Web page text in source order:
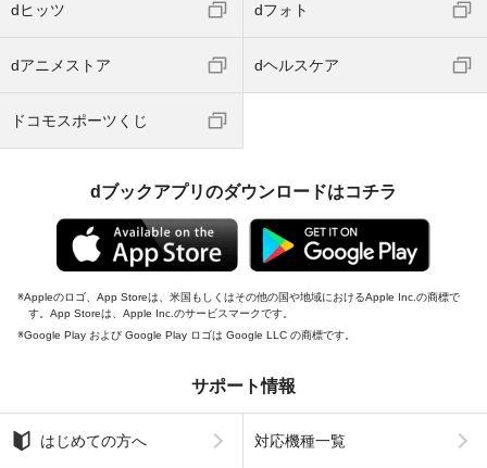
dヒッツ dフォト
dアニメストア dヘルスケア
ドコモスポーツくじ
dブックアプリのダウンロードはコチラ
Appleのロゴ、App Storeは、米国もしくはその他の国や地域におけるApple Inc.の商標で
す。App Storeは、Apple Inc.のサービスマークです。
Google Play および Google Play ロゴは Google LLC の商標です。
サポート情報
はじめての方へ 対応機種一覧